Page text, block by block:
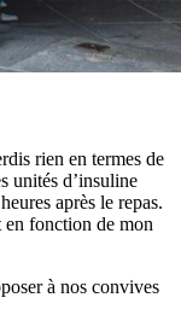
rien en termes de
unités d’insuline
après le repas.
en fonction de mon
à nos convives